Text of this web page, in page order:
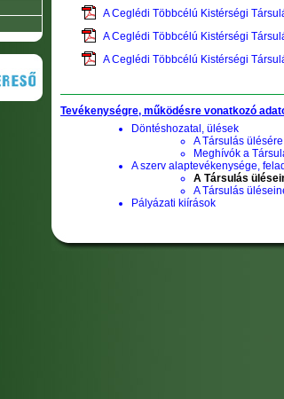
A Ceglédi Többcélú Kistérségi
A Ceglédi Többcélú Kistérségi
A Ceglédi Többcélú Kistérségi
Tevékenységre, működésre vonatkozó
Döntéshozatal, ülések
A Társulás
Meghívók a
A szerv alaptevékenysége,
A Társulás
A Társulás
Pályázati kiírások